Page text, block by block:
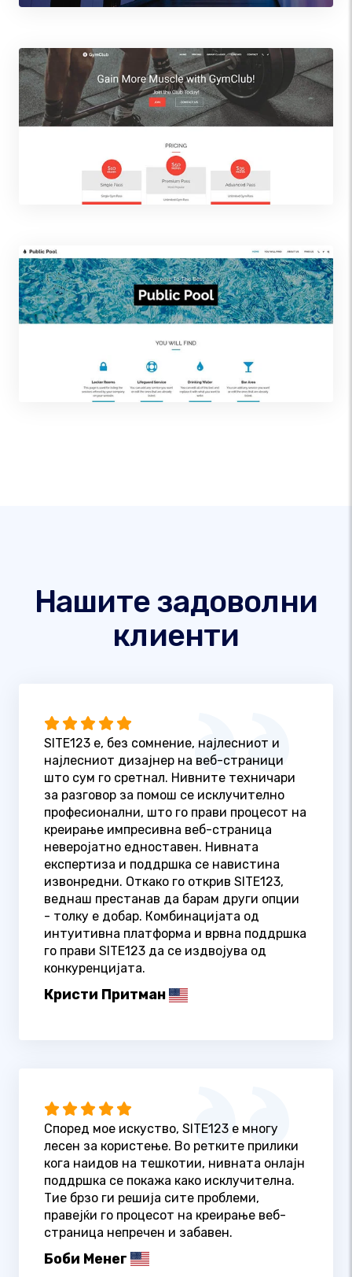
Нашите задоволни
клиенти
SITE123 е, без сомнение, најлесниот и
најлесниот дизајнер на веб-страници
што сум го сретнал. Нивните техничари
за разговор за помош се исклучително
професионални, што го прави процесот на
креирање импресивна веб-страница
неверојатно едноставен. Нивната
експертиза и поддршка се навистина
извонредни. Откако го открив SITE123,
веднаш престанав да барам други опции
- толку е добар. Комбинацијата од
интуитивна платформа и врвна поддршка
го прави SITE123 да се издвојува од
конкуренцијата.
Кристи Притман
Според мое искуство, SITE123 е многу
лесен за користење. Во ретките прилики
кога наидов на тешкотии, нивната онлајн
поддршка се покажа како исклучителна.
Тие брзо ги решија сите проблеми,
правејќи го процесот на креирање веб-
страница непречен и забавен.
Боби Менег